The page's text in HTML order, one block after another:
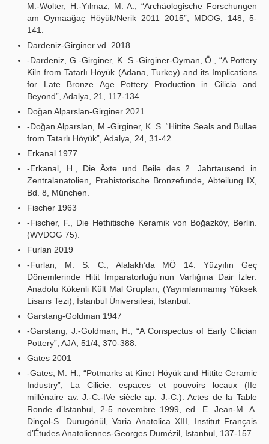
M.-Wolter, H.-Yılmaz, M. A., “Archäologische Forschungen
am Oymaağaç Höyük/Nerik 2011–2015”, MDOG, 148, 5-
141.
Dardeniz-Girginer vd. 2018
-Dardeniz, G.-Girginer, K. S.-Girginer-Oyman, Ö., “A Pottery
Kiln from Tatarlı Höyük (Adana, Turkey) and its Implications
for Late Bronze Age Pottery Production in Cilicia and
Beyond”, Adalya, 21, 117-134.
Doğan Alparslan-Girginer 2021
-Doğan Alparslan, M.-Girginer, K. S. “Hittite Seals and Bullae
from Tatarlı Höyük”, Adalya, 24, 31-42.
Erkanal 1977
-Erkanal, H., Die Äxte und Beile des 2. Jahrtausend in
Zentralanatolien, Prahistorische Bronzefunde, Abteilung IX,
Bd. 8, München.
Fischer 1963
-Fischer, F., Die Hethitische Keramik von Boğazköy, Berlin.
(WVDOG 75).
Furlan 2019
-Furlan, M. S. C., Alalakh’da MÖ 14. Yüzyılın Geç
Dönemlerinde Hitit İmparatorluğu’nun Varlığına Dair İzler:
Anadolu Kökenli Kült Mal Grupları, (Yayımlanmamış Yüksek
Lisans Tezi), İstanbul Üniversitesi, İstanbul.
Garstang-Goldman 1947
-Garstang, J.-Goldman, H., “A Conspectus of Early Cilician
Pottery”, AJA, 51/4, 370-388.
Gates 2001
-Gates, M. H., “Potmarks at Kinet Höyük and Hittite Ceramic
Industry”, La Cilicie: espaces et pouvoirs locaux (IIe
millénaire av. J.-C.-IVe siècle ap. J.-C.). Actes de la Table
Ronde d’Istanbul, 2-5 novembre 1999, ed. E. Jean-M. A.
Dinçol-S. Durugönül, Varia Anatolica XIII, Institut Français
d’Études Anatoliennes-Georges Dumézil, Istanbul, 137-157.